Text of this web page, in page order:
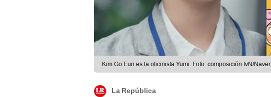
Kim Go Eun es la oficinista Yumi. Foto: composición tvN/Naver
La República